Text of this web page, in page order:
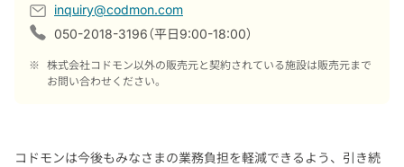
inquiry@codmon.com
050-2018-3196（平日9:00-18:00）
※ 株式会社コドモン以外の販売元と契約されている施設は販売元まで
お問い合わせください。
コドモンは今後もみなさまの業務負担を軽減できるよう、引き続